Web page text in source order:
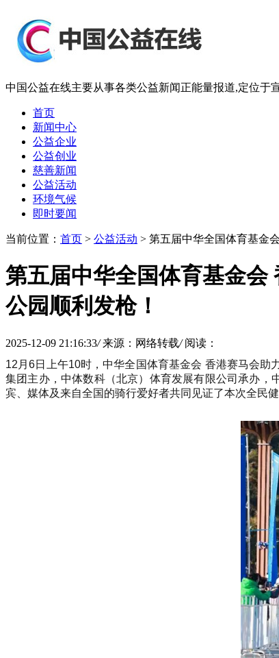
中国公益在线主要从事各类公益新闻正能量报道,定位于
首页
新闻中心
公益企业
公益创业
慈善新闻
公益活动
环境气候
即时要闻
当前位置： 首页 > 公益活动 > 第五届中华全国体育基金
第五届中华全国体育基金会
公园顺利发枪！
2025-12-09 21:16:33/ 来源：网络转载/ 阅读：
12月6日上午10时，中华全国体育基金会 香港赛马会
集团主办，中体数科（北京）体育发展有限公司承办
宾、媒体及来自全国的骑行爱好者共同见证了本次全民健